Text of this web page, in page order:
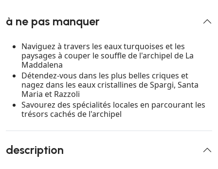
à ne pas manquer
Naviguez à travers les eaux turquoises et les
paysages à couper le souffle de l'archipel de La
Maddalena
Détendez-vous dans les plus belles criques et
nagez dans les eaux cristallines de Spargi, Santa
Maria et Razzoli
Savourez des spécialités locales en parcourant les
trésors cachés de l'archipel
description